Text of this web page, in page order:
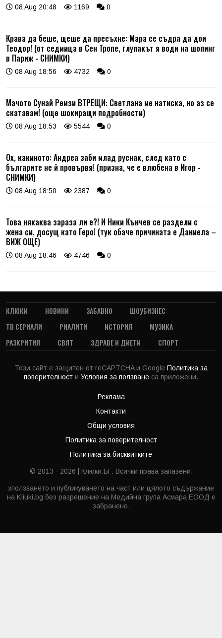
08 Aug 20:48 1169 0
Крава да беше, щеше да пресъхне: Мара се съдра да дои
Теодор! (от седмица в Сен Тропе, глупакът я води на шопинг
в Париж - СНИМКИ)
08 Aug 18:56 4732 0
Мачото Сунай Ремзи ВТРЕЩИ: Светлана ме натиска, но аз се
скатавам! (още шокиращи подробности)
08 Aug 18:53 5544 0
Ох, какиното: Андреа заби млад руснак, след като с
българите не й провървя! (призна, че е влюбена в Игор -
СНИМКИ)
08 Aug 18:50 2387 0
Това някаква зараза ли е?! И Ники Кънчев се раздели с
жена си, досущ като Геро! (тук обаче причината е Даниела –
ВИЖ ОЩЕ)
08 Aug 18:46 4746 0
КЛЮКИ НОВИНИ ЗАБАВНО
ШОУБИЗНЕС
ТВ СЕРИАЛИ
РИАЛИТИ ИСТОРИЯ
МУЗИКА
РАЗКРИТИЯ
СВЯТ ЗДРАВЕ И ДИЕТИ СПОРТ
Този сайт е защитен от reCAPTCHA и Google Политика за
поверителност и Условия за ползване са приложени.
Реклама
Контакти
Общи условия
Политика за поверителност
Политика за бисквитките
© 2013 - 2026 | Клюки.БГ. Всички права запазени.
зползването и публикуването на част или цялото съдържание
на Kliuki.bg без разрешение на Медийна група Асмара ЕООД е
забранено.